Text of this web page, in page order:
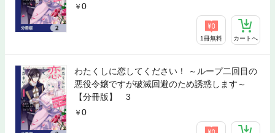
0
1冊無料 カートへ
わたくしに恋してください！ ～ループ二回目の
悪役令嬢ですが破滅回避のため誘惑します～
【分冊版】 3
0